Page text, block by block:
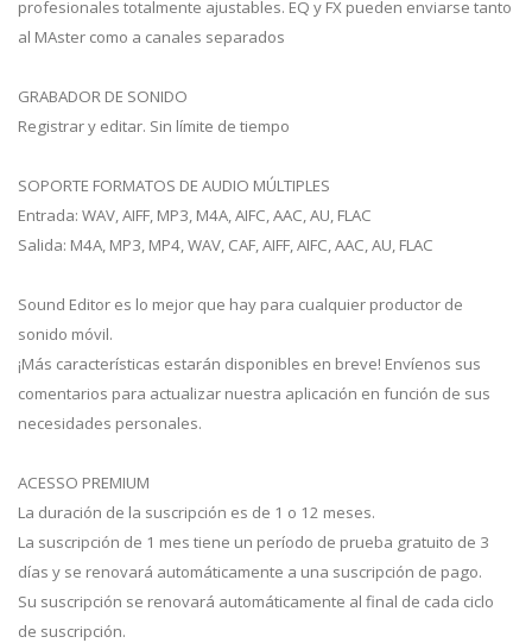
profesionales totalmente ajustables. EQ y FX pueden enviarse tanto
al MAster como a canales separados
GRABADOR DE SONIDO
Registrar y editar. Sin límite de tiempo
SOPORTE FORMATOS DE AUDIO MÚLTIPLES
Entrada: WAV, AIFF, MP3, M4A, AIFC, AAC, AU, FLAC
Salida: M4A, MP3, MP4, WAV, CAF, AIFF, AIFC, AAC, AU, FLAC
Sound Editor es lo mejor que hay para cualquier productor de
sonido móvil.
¡Más características estarán disponibles en breve! Envíenos sus
comentarios para actualizar nuestra aplicación en función de sus
necesidades personales.
ACESSO PREMIUM
La duración de la suscripción es de 1 o 12 meses.
La suscripción de 1 mes tiene un período de prueba gratuito de 3
días y se renovará automáticamente a una suscripción de pago.
Su suscripción se renovará automáticamente al final de cada ciclo
de suscripción.